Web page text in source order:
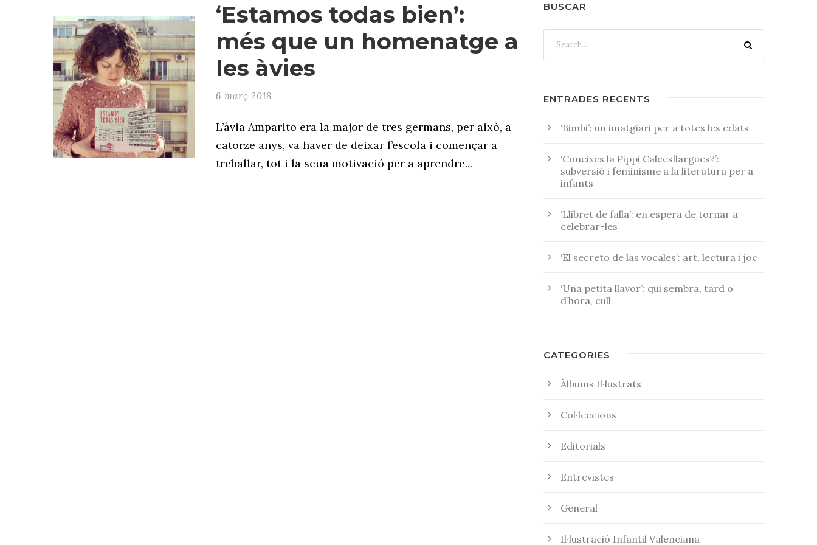
‘Estamos todas bien’:
més que un homenatge a
les àvies
6 març 2018
L’àvia Amparito era la major de tres germans, per això, a
catorze anys, va haver de deixar l’escola i començar a
treballar, tot i la seua motivació per a aprendre...
BUSCAR
ENTRADES RECENTS
‘Bimbi’: un imatgiari per a totes les edats
‘Coneixes la Pippi Calcesllargues?’:
subversió i feminisme a la literatura per a
infants
‘Llibret de falla’: en espera de tornar a
celebrar-les
‘El secreto de las vocales’: art, lectura i joc
‘Una petita llavor’: qui sembra, tard o
d’hora, cull
CATEGORIES
Àlbums Il·lustrats
Col·leccions
Editorials
Entrevistes
General
Il·lustració Infantil Valenciana